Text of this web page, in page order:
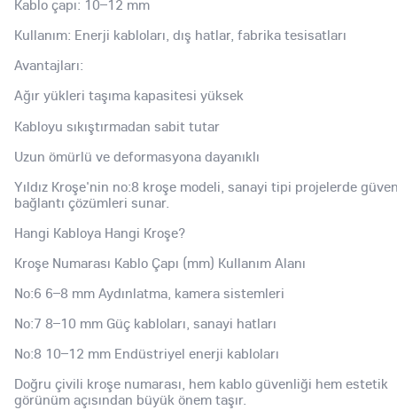
Kablo çapı: 10–12 mm
Kullanım: Enerji kabloları, dış hatlar, fabrika tesisatları
Avantajları:
Ağır yükleri taşıma kapasitesi yüksek
Kabloyu sıkıştırmadan sabit tutar
Uzun ömürlü ve deformasyona dayanıklı
Yıldız Kroşe'nin no:8 kroşe modeli, sanayi tipi projelerde
bağlantı çözümleri sunar.
Hangi Kabloya Hangi Kroşe?
Kroşe Numarası Kablo Çapı (mm) Kullanım Alanı
No:6 6–8 mm Aydınlatma, kamera sistemleri
No:7 8–10 mm Güç kabloları, sanayi hatları
No:8 10–12 mm Endüstriyel enerji kabloları
Doğru çivili kroşe numarası, hem kablo güvenliği hem estetik
görünüm açısından büyük önem taşır.